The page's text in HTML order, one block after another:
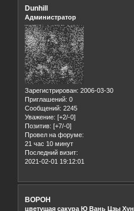
Dunhill
Администратор
Зарегистрирован: 2006-03-30
Приглашений: 0
Сообщений: 2245
Уважение: [+2/-0]
Позитив: [+7/-0]
Провел на форуме:
21 час 10 минут
Последний визит:
2021-02-01 19:12:01
BOPOH
цветущая сакура Ю Вань Цзы Хун